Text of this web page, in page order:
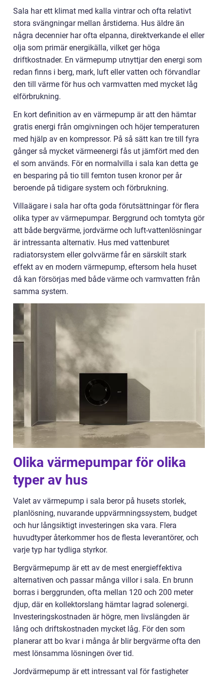
Sala har ett klimat med kalla vintrar och ofta relativt
stora svängningar mellan årstiderna. Hus äldre än
några decennier har ofta elpanna, direktverkande el eller
olja som primär energikälla, vilket ger höga
driftkostnader. En värmepump utnyttjar den energi som
redan finns i berg, mark, luft eller vatten och förvandlar
den till värme för hus och varmvatten med mycket låg
elförbrukning.
En kort definition av en värmepump är att den hämtar
gratis energi från omgivningen och höjer temperaturen
med hjälp av en kompressor. På så sätt kan tre till fyra
gånger så mycket värmeenergi fås ut jämfört med den
el som används. För en normalvilla i sala kan detta ge
en besparing på tio till femton tusen kronor per år
beroende på tidigare system och förbrukning.
Villaägare i sala har ofta goda förutsättningar för flera
olika typer av värmepumpar. Berggrund och tomtyta gör
att både bergvärme, jordvärme och luft-vattenlösningar
är intressanta alternativ. Hus med vattenburet
radiatorsystem eller golvvärme får en särskilt stark
effekt av en modern värmepump, eftersom hela huset
då kan försörjas med både värme och varmvatten från
samma system.
Olika värmepumpar för olika
typer av hus
Valet av värmepump i sala beror på husets storlek,
planlösning, nuvarande uppvärmningssystem, budget
och hur långsiktigt investeringen ska vara. Flera
huvudtyper återkommer hos de flesta leverantörer, och
varje typ har tydliga styrkor.
Bergvärmepump är ett av de mest energieffektiva
alternativen och passar många villor i sala. En brunn
borras i berggrunden, ofta mellan 120 och 200 meter
djup, där en kollektorslang hämtar lagrad solenergi.
Investeringskostnaden är högre, men livslängden är
lång och driftskostnaden mycket låg. För den som
planerar att bo kvar i många år blir bergvärme ofta den
mest lönsamma lösningen över tid.
Jordvärmepump är ett intressant val för fastigheter